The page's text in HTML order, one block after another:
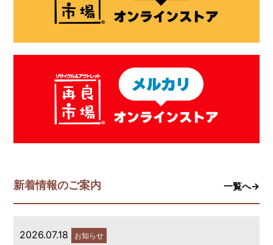
新着情報のご案内 一覧へ→
2026.07.18 お知らせ